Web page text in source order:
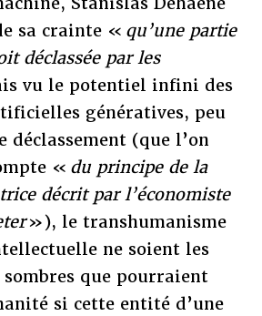
sa crainte « qu’une partie
déclassée par les
vu le potentiel infini des
génératives, peu
déclassement (que l’on
« du principe de la
décrit par l’économiste
»), le transhumanisme
ne soient les
que pourraient
si cette entité d’une